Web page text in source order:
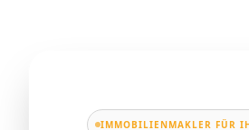
IMMOBILIENMAKLER FÜR